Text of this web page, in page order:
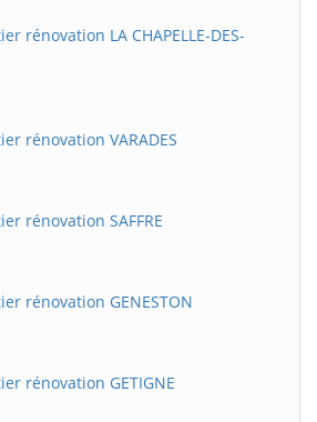
rénovation LA CHAPELLE-DES-
rénovation VARADES
rénovation SAFFRE
rénovation GENESTON
rénovation GETIGNE